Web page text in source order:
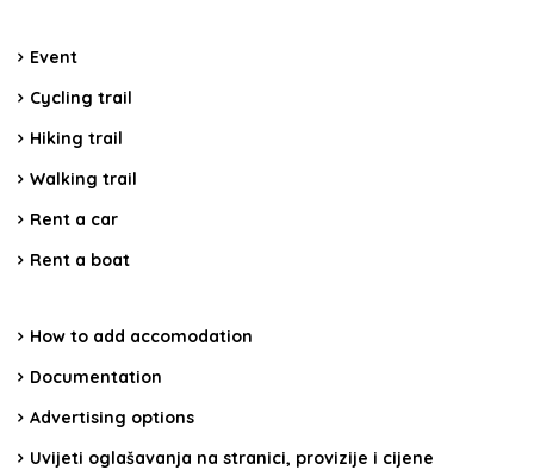
Event
Cycling trail
Hiking trail
Walking trail
Rent a car
Rent a boat
How to add accomodation
Documentation
Advertising options
Uvijeti oglašavanja na stranici, provizije i cijene